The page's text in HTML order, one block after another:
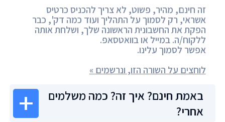
זה חינם, מהיר, פשוט, לא צריך להכניס כרטיס
אשראי, רק לסמוך על התהליך ועוד כמה דק', כבר
הפקת את החשבונית הראשונה שלך, ושלחת אותה
ללקוח/ה. במייל או בוואטסאפ.
אפשר לסמוך עלינו.
לוחצים על השורה הזו, ונרשמים »
באמת חינם? איך זה? כמה משלמים
אחרי?